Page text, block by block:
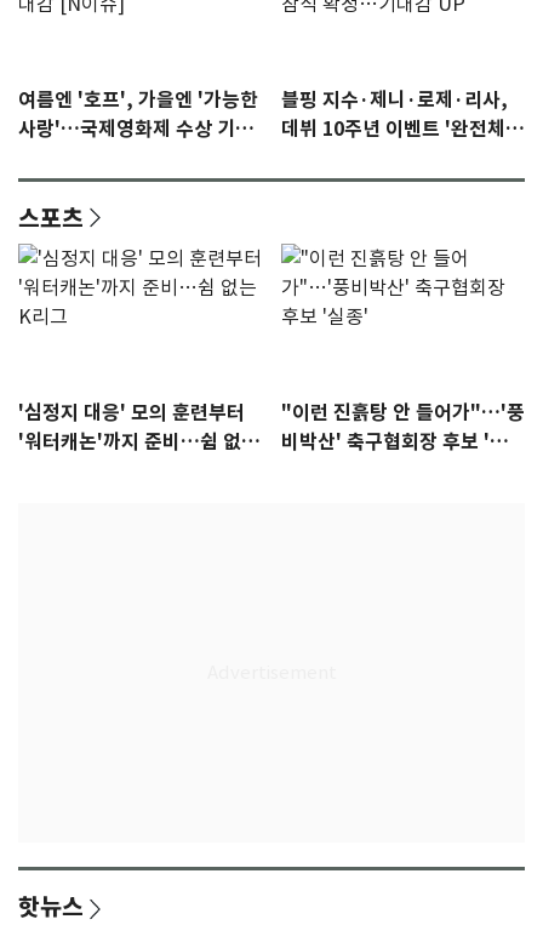
여름엔 '호프', 가을엔 '가능한
사랑'…국제영화제 수상 기대
블핑 지수·제니·로제·리사,
데뷔 10주년 이벤트 '완전체'
스포츠
'심정지 대응' 모의 훈련부터
'워터캐논'까지 준비…쉼 없는
"이런 진흙탕 안 들어가"…'풍
비박산' 축구협회장 후보 '실
핫뉴스